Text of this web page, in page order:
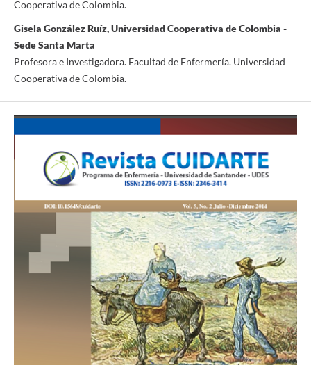
Cooperativa de Colombia.
Gisela González Ruíz, Universidad Cooperativa de Colombia -
Sede Santa Marta
Profesora e Investigadora. Facultad de Enfermería. Universidad
Cooperativa de Colombia.